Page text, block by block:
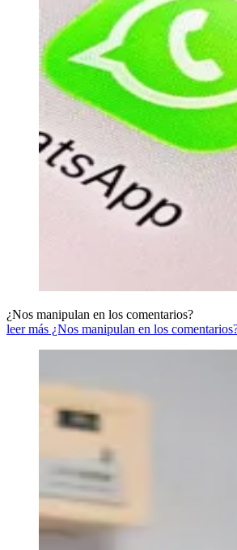
¿Nos manipulan en los comentarios?
leer más ¿Nos manipulan en los